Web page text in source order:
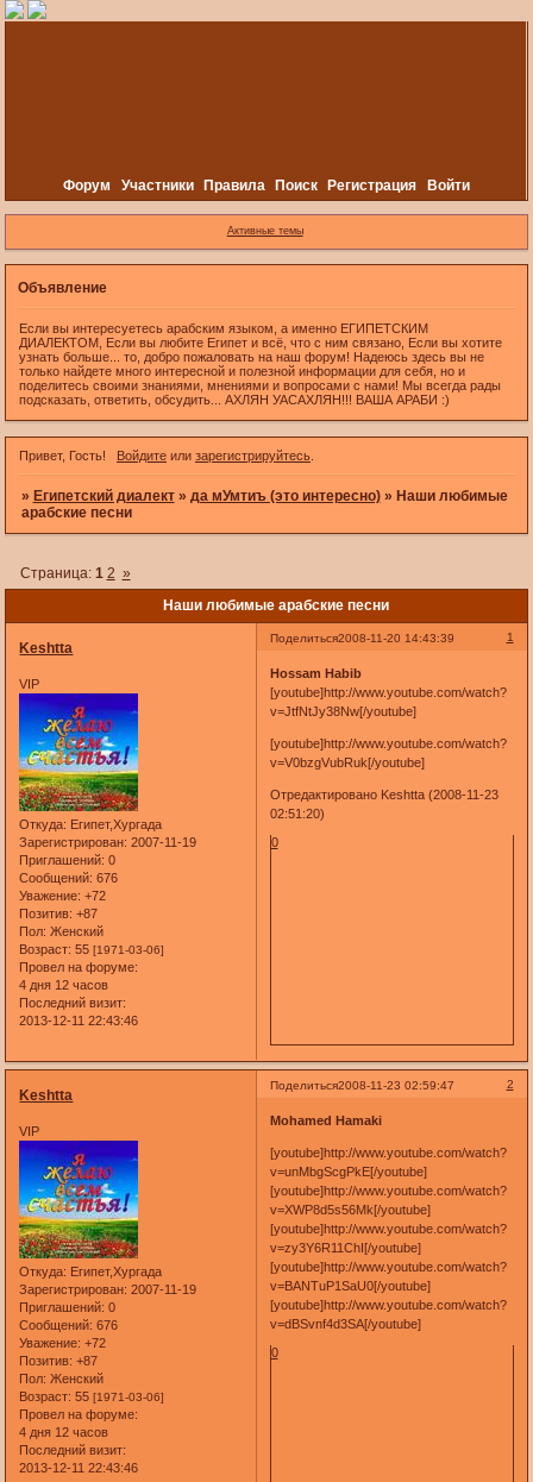
Форум Участники Правила Поиск Регистрация Войти
Активные темы
Объявление
Если вы интересуетесь арабским языком, а именно ЕГИПЕТСКИМ
ДИАЛЕКТОМ, Если вы любите Египет и всё, что с ним связано, Если вы хотите
узнать больше... то, добро пожаловать на наш форум! Надеюсь здесь вы не
только найдете много интересной и полезной информации для себя, но и
поделитесь своими знаниями, мнениями и вопросами с нами! Мы всегда рады
подсказать, ответить, обсудить... АХЛЯН УАСАХЛЯН!!! ВАША АРАБИ :)
Привет, Гость! Войдитеили зарегистрируйтесь.
» Египетский диалект » да мУмтиъ (это интересно) » Наши любимые
арабские песни
Наши любимые арабские песни
Страница: 1 2 »
Поделиться 1
2008-11-20 14:43:39
Keshtta
VIP
Откуда: Египет,Хургада
Зарегистрирован: 2007-11-19
Приглашений: 0
Сообщений: 676
Уважение: +72
Позитив: +87
Пол: Женский
Возраст: 55[1971-03-06]
Провел на форуме:
4 дня 12 часов
Последний визит:
2013-12-11 22:43:46
Hossam Habib
[youtube]http://www.youtube.com/watch?
v=JtfNtJy38Nw[/youtube]
[youtube]http://www.youtube.com/watch?
v=V0bzgVubRuk[/youtube]
Отредактировано Keshtta (2008-11-23
02:51:20)
0
Поделиться 2
2008-11-23 02:59:47
Keshtta
VIP
Откуда: Египет,Хургада
Зарегистрирован: 2007-11-19
Приглашений: 0
Сообщений: 676
Уважение: +72
Позитив: +87
Пол: Женский
Возраст: 55[1971-03-06]
Провел на форуме:
4 дня 12 часов
Последний визит:
2013-12-11 22:43:46
Mohamed Hamaki
[youtube]http://www.youtube.com/watch?
v=unMbgScgPkE[/youtube]
[youtube]http://www.youtube.com/watch?
v=XWP8d5s56Mk[/youtube]
[youtube]http://www.youtube.com/watch?
v=zy3Y6R11ChI[/youtube]
[youtube]http://www.youtube.com/watch?
v=BANTuP1SaU0[/youtube]
[youtube]http://www.youtube.com/watch?
v=dBSvnf4d3SA[/youtube]
0